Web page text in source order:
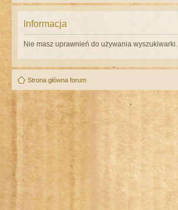
Informacja
Nie masz uprawnień do używania wyszukiwarki.
Strona główna forum